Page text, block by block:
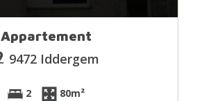
Appartement
9472 Iddergem
2 80m²